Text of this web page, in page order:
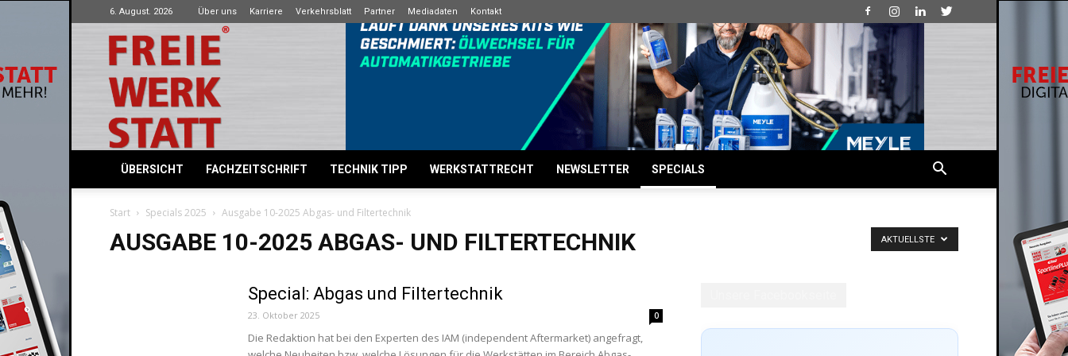
6. August. 2026 Über uns Karriere Verkehrsblatt Partner Mediadaten Kontakt
Freie
Werkstatt
ÜBERSICHT FACHZEITSCHRIFT TECHNIK TIPP WERKSTATTRECHT NEWSLETTER SPECIALS
Start Specials 2025 Ausgabe 10-2025 Abgas- und Filtertechnik
AUSGABE 10-2025 ABGAS- UND FILTERTECHNIK AKTUELLSTE
Special: Abgas und Filtertechnik
23. Oktober 2025 0
Die Redaktion hat bei den Experten des IAM (independent Aftermarket) angefragt,